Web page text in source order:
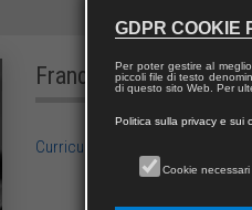
FrancescoMASCHIO
Curriculum Vitae di Francesco
GDPR COOKIE
Per poter gestire al
piccoli file di testo
di questo sito Web. Per
Politica sulla privacy e sui
Cookie necessari